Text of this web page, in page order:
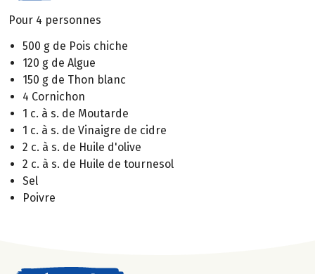
Pour 4 personnes
500 g de Pois chiche
120 g de Algue
150 g de Thon blanc
4 Cornichon
1 c. à s. de Moutarde
1 c. à s. de Vinaigre de cidre
2 c. à s. de Huile d'olive
2 c. à s. de Huile de tournesol
Sel
Poivre